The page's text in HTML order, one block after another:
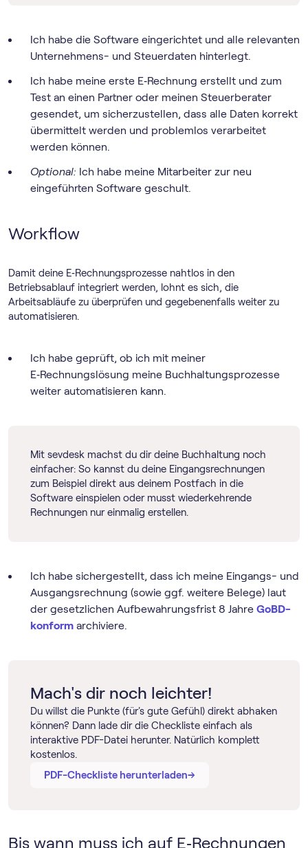
Ich habe die Software eingerichtet und alle relevanten
Unternehmens- und Steuerdaten hinterlegt.
Ich habe meine erste E‑Rechnung erstellt und zum
Test an einen Partner oder meinen Steuerberater
gesendet, um sicherzustellen, dass alle Daten korrekt
übermittelt werden und problemlos verarbeitet
werden können.
Optional: Ich habe meine Mitarbeiter zur neu
eingeführten Software geschult.
Workflow
Damit deine E‑Rechnungsprozesse nahtlos in den
Betriebsablauf integriert werden, lohnt es sich, die
Arbeitsabläufe zu überprüfen und gegebenenfalls weiter zu
automatisieren.
Ich habe geprüft, ob ich mit meiner
E‑Rechnungslösung meine Buchhaltungsprozesse
weiter automatisieren kann.
Mit sevdesk machst du dir deine Buchhaltung noch
einfacher: So kannst du deine Eingangsrechnungen
zum Beispiel direkt aus deinem Postfach in die
Software einspielen oder musst wiederkehrende
Rechnungen nur einmalig erstellen.
Ich habe sichergestellt, dass ich meine Eingangs- und
Ausgangsrechnung (sowie ggf. weitere Belege) laut
der gesetzlichen Aufbewahrungsfrist 8 Jahre GoBD-
konform archiviere.
Mach's dir noch leichter!
Du willst die Punkte (für's gute Gefühl) direkt abhaken
können? Dann lade dir die Checkliste einfach als
interaktive PDF-Datei herunter. Natürlich komplett
kostenlos.
PDF-Checkliste herunterladen→
→
Bis wann muss ich auf E‑Rechnungen